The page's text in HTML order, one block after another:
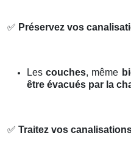
✅ Préservez vos
Lescouches, même
être évacués par la
✅ Traitez vos